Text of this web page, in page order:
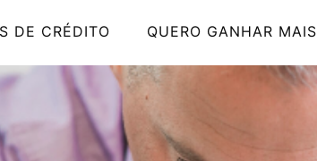
DE CRÉDITO QUERO GANHAR MAIS